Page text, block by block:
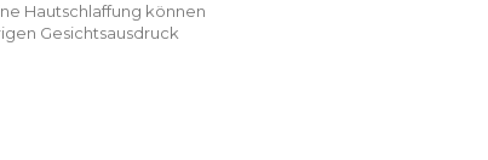
Hautschlaffung können
Gesichtsausdruck